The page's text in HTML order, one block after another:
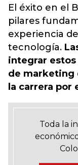
El éxito en el
pilares
experiencia
tecnología.
integrar
de marketing
la carrera
Toda la